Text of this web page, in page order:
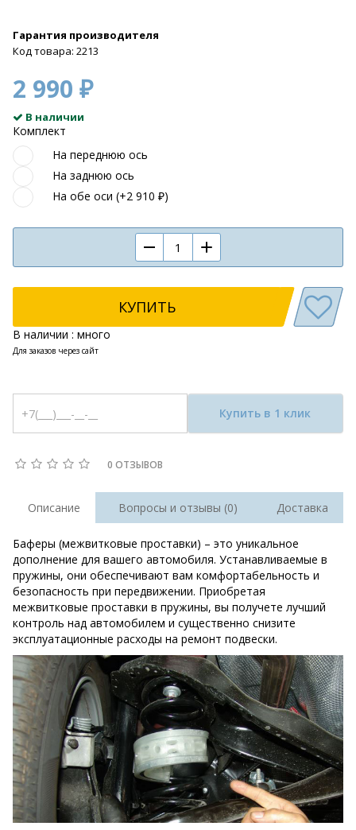
Гарантия производителя
Код товара: 2213
2 990 ₽
В наличии
Комплект
На переднюю ось
На заднюю ось
На обе оси (+2 910 ₽)
КУПИТЬ
В наличии : много
Для заказов через сайт
Купить в 1 клик
0 ОТЗЫВОВ
Описание Вопросы и отзывы (0) Доставка
Баферы (межвитковые проставки) – это уникальное
дополнение для вашего автомобиля. Устанавливаемые в
пружины, они обеспечивают вам комфортабельность и
безопасность при передвижении. Приобретая
межвитковые проставки в пружины, вы получете лучший
контроль над автомобилем и существенно снизите
эксплуатационные расходы на ремонт подвески.